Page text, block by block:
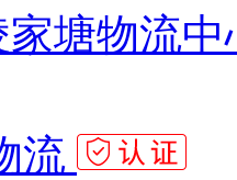
塘物流中
流